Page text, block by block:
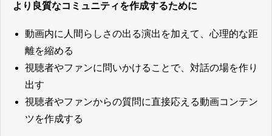
より良質なコミュニティを作成するために
動画内に人間らしさの出る演出を加えて、心理的な距
離を縮める
視聴者やファンに問いかけることで、対話の場を作り
出す
視聴者やファンからの質問に直接応える動画コンテン
ツを作成する